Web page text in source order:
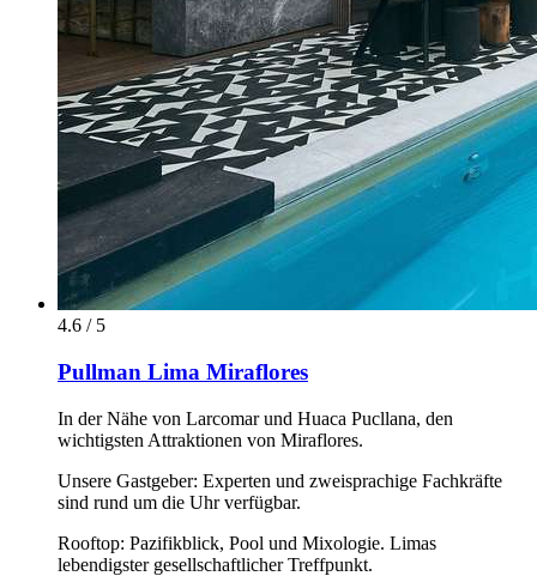
4.6 / 5
Pullman Lima Miraflores
In der Nähe von Larcomar und Huaca Pucllana, den
wichtigsten Attraktionen von Miraflores.
Unsere Gastgeber: Experten und zweisprachige Fachkräfte
sind rund um die Uhr verfügbar.
Rooftop: Pazifikblick, Pool und Mixologie. Limas
lebendigster gesellschaftlicher Treffpunkt.